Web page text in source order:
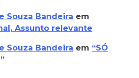
Souza Bandeira em
Assunto relevante
Souza Bandeira em “SÓ